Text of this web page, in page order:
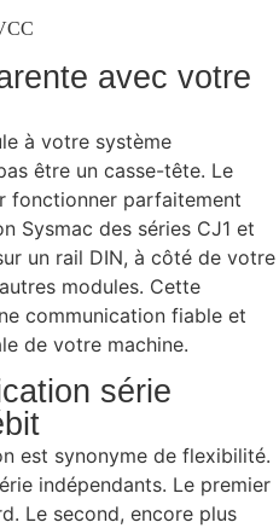
avec votre
à votre système
être un casse-tête. Le
fonctionner parfaitement
Sysmac des séries CJ1 et
un rail DIN, à côté de votre
modules. Cette
communication fiable et
de votre machine.
série
est synonyme de flexibilité.
indépendants. Le premier
Le second, encore plus